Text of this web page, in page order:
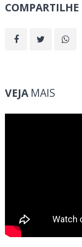
COMPARTILHE
VEJAMAIS